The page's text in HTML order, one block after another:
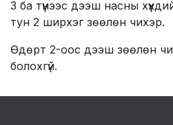
3 ба түүнээс дээш насны
тун 2 ширхэг зөөлөн чихэр.
Өдөрт 2-оос дээш зөөлөн
болохгүй.